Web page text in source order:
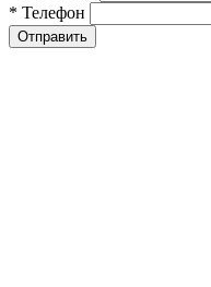
* Телефон
Отправить